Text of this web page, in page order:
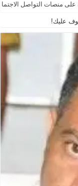
منصات التواصل